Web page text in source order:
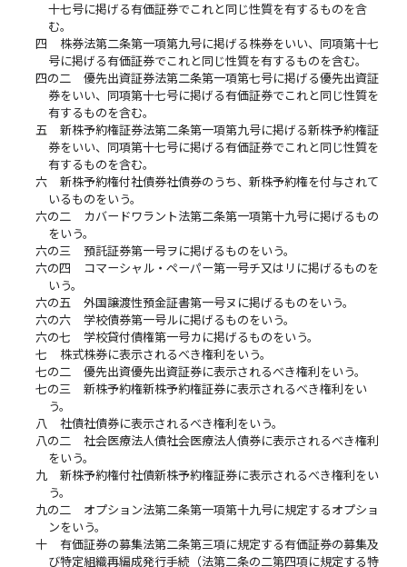
十七号に掲げる有価証券でこれと同じ性質を有するものを含
む。
四
株券法第二条第一項第九号に掲げる株券をいい、同項第十七
号に掲げる有価証券でこれと同じ性質を有するものを含む。
四の二
優先出資証券法第二条第一項第七号に掲げる優先出資証
券をいい、同項第十七号に掲げる有価証券でこれと同じ性質を
有するものを含む。
五
新株予約権証券法第二条第一項第九号に掲げる新株予約権証
券をいい、同項第十七号に掲げる有価証券でこれと同じ性質を
有するものを含む。
六
新株予約権付社債券社債券のうち、新株予約権を付与されて
いるものをいう。
六の二
カバードワラント法第二条第一項第十九号に掲げるもの
をいう。
六の三
預託証券第一号ヲに掲げるものをいう。
六の四
コマーシャル・ペーパー第一号チ又はリに掲げるものを
いう。
六の五
外国譲渡性預金証書第一号ヌに掲げるものをいう。
六の六
学校債券第一号ルに掲げるものをいう。
六の七
学校貸付債権第一号カに掲げるものをいう。
七
株式株券に表示されるべき権利をいう。
七の二
優先出資優先出資証券に表示されるべき権利をいう。
七の三
新株予約権新株予約権証券に表示されるべき権利をい
う。
八
社債社債券に表示されるべき権利をいう。
八の二
社会医療法人債社会医療法人債券に表示されるべき権利
をいう。
九
新株予約権付社債新株予約権証券に表示されるべき権利をい
う。
九の二
オプション法第二条第一項第十九号に規定するオプショ
ンをいう。
十
有価証券の募集法第二条第三項に規定する有価証券の募集及
び特定組織再編成発行手続（法第二条の二第四項に規定する特